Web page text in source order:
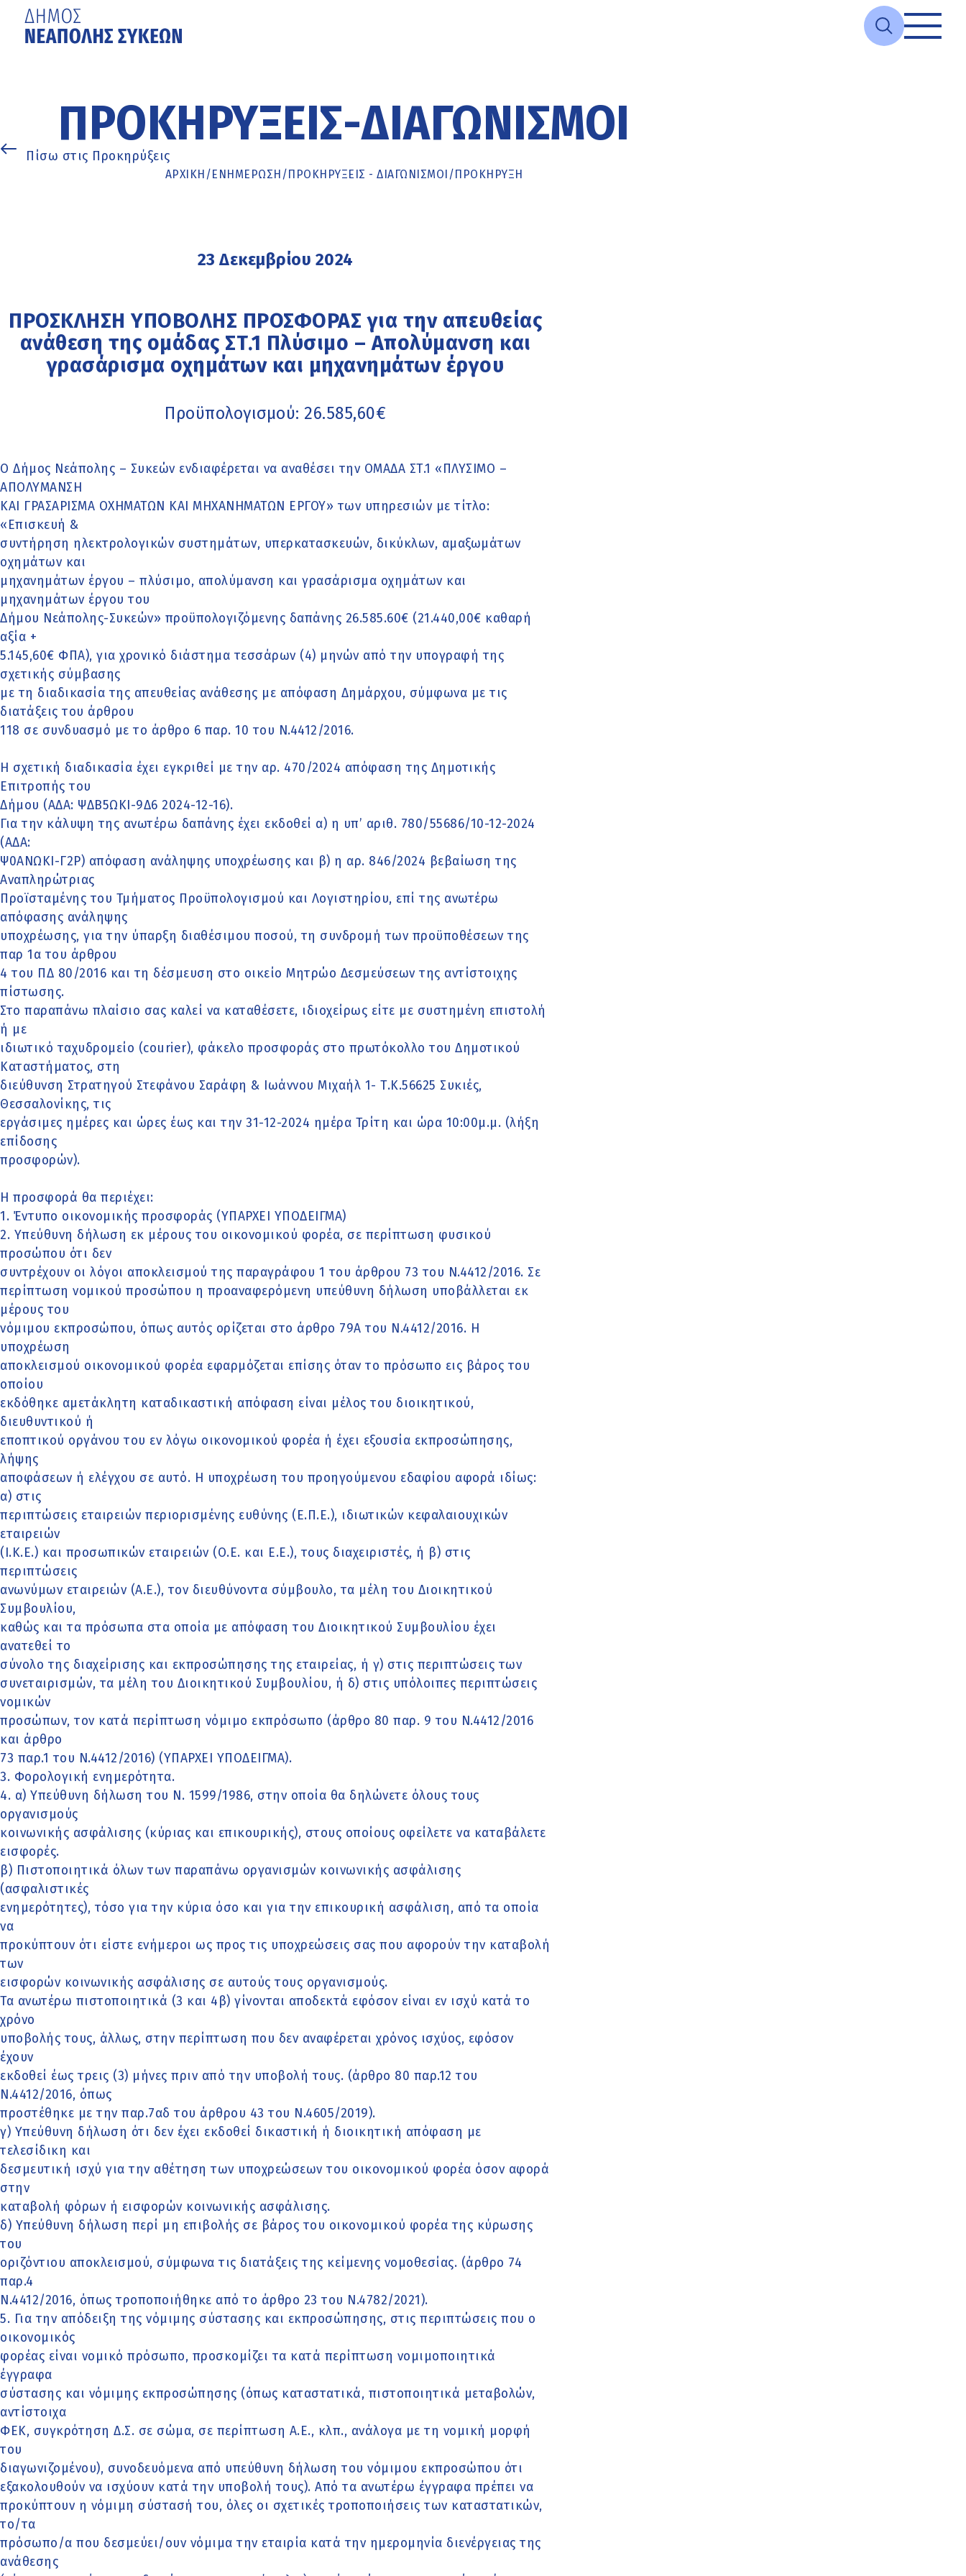
περιεχόμενοΠΡΟΚΗΡΎΞΕΙΣ-ΔΙΑΓΩΝΙΣΜΟΊ
Πίσω στις Προκηρύξεις
ΑΡΧΙΚΉ /ΕΝΗΜΈΡΩΣΗ /ΠΡΟΚΗΡΥΞΕΙΣ - ΔΙΑΓΩΝΙΣΜΟΙ /ΠΡΟΚΉΡΥΞΗ
23 Δεκεμβρίου 2024
ΠΡΟΣΚΛΗΣΗ ΥΠΟΒΟΛΗΣ ΠΡΟΣΦΟΡΑΣ για την απευθείας
ανάθεση της ομάδας ΣΤ.1 Πλύσιμο – Απολύμανση και
γρασάρισμα οχημάτων και μηχανημάτων έργου
Προϋπολογισμού: 26.585,60€
Ο Δήμος Νεάπολης – Συκεών ενδιαφέρεται να αναθέσει την ΟΜΑΔΑ ΣΤ.1 «ΠΛΥΣΙΜΟ –
ΑΠΟΛΥΜΑΝΣΗ
ΚΑΙ ΓΡΑΣΑΡΙΣΜΑ ΟΧΗΜΑΤΩΝ ΚΑΙ ΜΗΧΑΝΗΜΑΤΩΝ ΕΡΓΟΥ» των υπηρεσιών με τίτλο:
«Επισκευή &
συντήρηση ηλεκτρολογικών συστημάτων, υπερκατασκευών, δικύκλων, αμαξωμάτων
οχημάτων και
μηχανημάτων έργου – πλύσιμο, απολύμανση και γρασάρισμα οχημάτων και
μηχανημάτων έργου του
Δήμου Νεάπολης-Συκεών» προϋπολογιζόμενης δαπάνης 26.585.60€ (21.440,00€ καθαρή
αξία +
5.145,60€ ΦΠΑ), για χρονικό διάστημα τεσσάρων (4) μηνών από την υπογραφή της
σχετικής σύμβασης
με τη διαδικασία της απευθείας ανάθεσης με απόφαση Δημάρχου, σύμφωνα με τις
διατάξεις του άρθρου
118 σε συνδυασμό με το άρθρο 6 παρ. 10 του Ν.4412/2016.
Η σχετική διαδικασία έχει εγκριθεί με την αρ. 470/2024 απόφαση της Δημοτικής
Επιτροπής του
Δήμου (ΑΔΑ: ΨΔΒ5ΩΚΙ-9Δ6 2024-12-16).
Για την κάλυψη της ανωτέρω δαπάνης έχει εκδοθεί α) η υπ’ αριθ. 780/55686/10-12-2024
(ΑΔΑ:
Ψ0ΑΝΩΚΙ-Γ2Ρ) απόφαση ανάληψης υποχρέωσης και β) η αρ. 846/2024 βεβαίωση της
Αναπληρώτριας
Προϊσταμένης του Τμήματος Προϋπολογισμού και Λογιστηρίου, επί της ανωτέρω
απόφασης ανάληψης
υποχρέωσης, για την ύπαρξη διαθέσιμου ποσού, τη συνδρομή των προϋποθέσεων της
παρ 1α του άρθρου
4 του ΠΔ 80/2016 και τη δέσμευση στο οικείο Μητρώο Δεσμεύσεων της αντίστοιχης
πίστωσης.
Στο παραπάνω πλαίσιο σας καλεί να καταθέσετε, ιδιοχείρως είτε με συστημένη επιστολή
ή με
ιδιωτικό ταχυδρομείο (courier), φάκελο προσφοράς στο πρωτόκολλο του Δημοτικού
Καταστήματος, στη
διεύθυνση Στρατηγού Στεφάνου Σαράφη & Ιωάννου Μιχαήλ 1- Τ.Κ.56625 Συκιές,
Θεσσαλονίκης, τις
εργάσιμες ημέρες και ώρες έως και την 31-12-2024 ημέρα Τρίτη και ώρα 10:00μ.μ. (λήξη
επίδοσης
προσφορών).
Η προσφορά θα περιέχει:
1. Έντυπο οικονομικής προσφοράς (ΥΠΑΡΧΕΙ ΥΠΟΔΕΙΓΜΑ)
2. Υπεύθυνη δήλωση εκ μέρους του οικονομικού φορέα, σε περίπτωση φυσικού
προσώπου ότι δεν
συντρέχουν οι λόγοι αποκλεισμού της παραγράφου 1 του άρθρου 73 του Ν.4412/2016. Σε
περίπτωση νομικού προσώπου η προαναφερόμενη υπεύθυνη δήλωση υποβάλλεται εκ
μέρους του
νόμιμου εκπροσώπου, όπως αυτός ορίζεται στο άρθρο 79Α του Ν.4412/2016. Η
υποχρέωση
αποκλεισμού οικονομικού φορέα εφαρμόζεται επίσης όταν το πρόσωπο εις βάρος του
οποίου
εκδόθηκε αμετάκλητη καταδικαστική απόφαση είναι μέλος του διοικητικού,
διευθυντικού ή
εποπτικού οργάνου του εν λόγω οικονομικού φορέα ή έχει εξουσία εκπροσώπησης,
λήψης
αποφάσεων ή ελέγχου σε αυτό. Η υποχρέωση του προηγούμενου εδαφίου αφορά ιδίως:
α) στις
περιπτώσεις εταιρειών περιορισμένης ευθύνης (Ε.Π.Ε.), ιδιωτικών κεφαλαιουχικών
εταιρειών
(Ι.Κ.Ε.) και προσωπικών εταιρειών (Ο.Ε. και Ε.Ε.), τους διαχειριστές, ή β) στις
περιπτώσεις
ανωνύμων εταιρειών (Α.Ε.), τον διευθύνοντα σύμβουλο, τα μέλη του Διοικητικού
Συμβουλίου,
καθώς και τα πρόσωπα στα οποία με απόφαση του Διοικητικού Συμβουλίου έχει
ανατεθεί το
σύνολο της διαχείρισης και εκπροσώπησης της εταιρείας, ή γ) στις περιπτώσεις των
συνεταιρισμών, τα μέλη του Διοικητικού Συμβουλίου, ή δ) στις υπόλοιπες περιπτώσεις
νομικών
προσώπων, τον κατά περίπτωση νόμιμο εκπρόσωπο (άρθρο 80 παρ. 9 του Ν.4412/2016
και άρθρο
73 παρ.1 του Ν.4412/2016) (ΥΠΑΡΧΕΙ ΥΠΟΔΕΙΓΜΑ).
3. Φορολογική ενημερότητα.
4. α) Υπεύθυνη δήλωση του Ν. 1599/1986, στην οποία θα δηλώνετε όλους τους
οργανισμούς
κοινωνικής ασφάλισης (κύριας και επικουρικής), στους οποίους οφείλετε να καταβάλετε
εισφορές.
β) Πιστοποιητικά όλων των παραπάνω οργανισμών κοινωνικής ασφάλισης
(ασφαλιστικές
ενημερότητες), τόσο για την κύρια όσο και για την επικουρική ασφάλιση, από τα οποία
να
προκύπτουν ότι είστε ενήμεροι ως προς τις υποχρεώσεις σας που αφορούν την καταβολή
των
εισφορών κοινωνικής ασφάλισης σε αυτούς τους οργανισμούς.
Τα ανωτέρω πιστοποιητικά (3 και 4β) γίνονται αποδεκτά εφόσον είναι εν ισχύ κατά το
χρόνο
υποβολής τους, άλλως, στην περίπτωση που δεν αναφέρεται χρόνος ισχύος, εφόσον
έχουν
εκδοθεί έως τρεις (3) μήνες πριν από την υποβολή τους. (άρθρο 80 παρ.12 του
Ν.4412/2016, όπως
προστέθηκε με την παρ.7αδ του άρθρου 43 του Ν.4605/2019).
γ) Υπεύθυνη δήλωση ότι δεν έχει εκδοθεί δικαστική ή διοικητική απόφαση με
τελεσίδικη και
δεσμευτική ισχύ για την αθέτηση των υποχρεώσεων του οικονομικού φορέα όσον αφορά
στην
καταβολή φόρων ή εισφορών κοινωνικής ασφάλισης.
δ) Υπεύθυνη δήλωση περί μη επιβολής σε βάρος του οικονομικού φορέα της κύρωσης
του
οριζόντιου αποκλεισμού, σύμφωνα τις διατάξεις της κείμενης νομοθεσίας. (άρθρο 74
παρ.4
Ν.4412/2016, όπως τροποποιήθηκε από το άρθρο 23 του Ν.4782/2021).
5. Για την απόδειξη της νόμιμης σύστασης και εκπροσώπησης, στις περιπτώσεις που ο
οικονομικός
φορέας είναι νομικό πρόσωπο, προσκομίζει τα κατά περίπτωση νομιμοποιητικά
έγγραφα
σύστασης και νόμιμης εκπροσώπησης (όπως καταστατικά, πιστοποιητικά μεταβολών,
αντίστοιχα
ΦΕΚ, συγκρότηση Δ.Σ. σε σώμα, σε περίπτωση Α.Ε., κλπ., ανάλογα με τη νομική μορφή
του
διαγωνιζομένου), συνοδευόμενα από υπεύθυνη δήλωση του νόμιμου εκπροσώπου ότι
εξακολουθούν να ισχύουν κατά την υποβολή τους). Από τα ανωτέρω έγγραφα πρέπει να
προκύπτουν η νόμιμη σύστασή του, όλες οι σχετικές τροποποιήσεις των καταστατικών,
το/τα
πρόσωπο/α που δεσμεύει/ουν νόμιμα την εταιρία κατά την ημερομηνία διενέργειας της
ανάθεσης